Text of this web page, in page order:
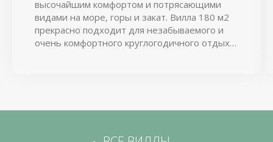
высочайшим комфортом и потрясающими
видами на море, горы и закат. Вилла 180 м2
прекрасно подходит для незабываемого и
очень комфортного круглогодичного отдыха